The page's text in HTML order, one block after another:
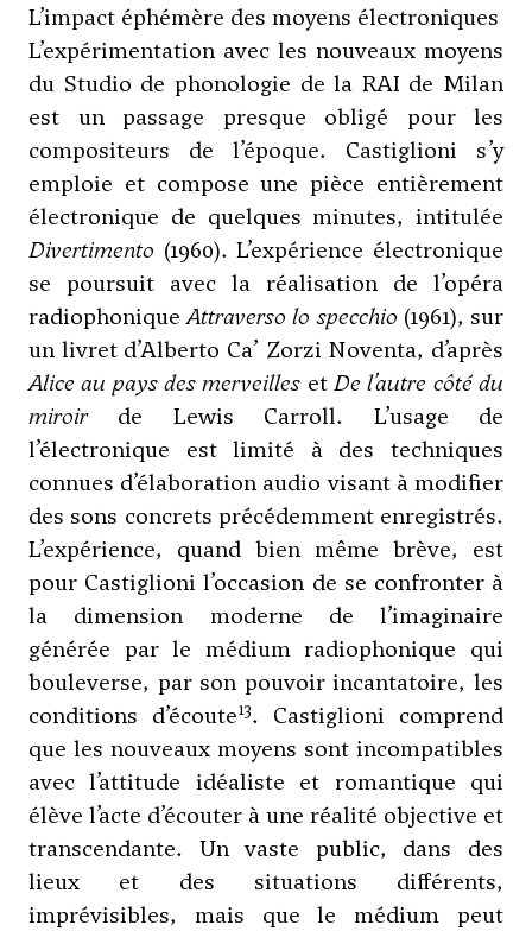
L’impact éphémère des moyens électroniques
L’expérimentation avec les nouveaux moyens
du Studio de phonologie de la RAI de Milan
est un passage presque obligé pour les
compositeurs de l’époque. Castiglioni s’y
emploie et compose une pièce entièrement
électronique de quelques minutes, intitulée
Divertimento (1960). L’expérience électronique
se poursuit avec la réalisation de l’opéra
radiophoniqueAttraverso lo specchio (1961), sur
un livret d’Alberto Ca’ Zorzi Noventa, d’après
Alice au pays des merveilles etDe l’autre côté du
miroirde Lewis Carroll. L’usage de
l’électronique est limité à des techniques
connues d’élaboration audio visant à modifier
des sons concrets précédemment enregistrés.
L’expérience, quand bien même brève, est
pour Castiglioni l’occasion de se confronter à
la dimension moderne de l’imaginaire
générée par le médium radiophonique qui
bouleverse, par son pouvoir incantatoire, les
conditions d’écoute13. Castiglioni comprend
que les nouveaux moyens sont incompatibles
avec l’attitude idéaliste et romantique qui
élève l’acte d’écouter à une réalité objective et
transcendante. Un vaste public, dans des
lieux et des situations différents,
imprévisibles, mais que le médium peut